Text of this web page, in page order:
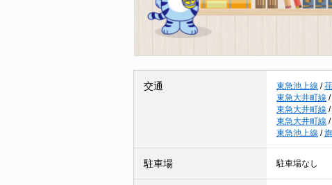
交通 東急池上線 /
東急大井町線 /
東急大井町線 /
東急大井町線 /
東急池上線 /
駐車場 駐車場なし